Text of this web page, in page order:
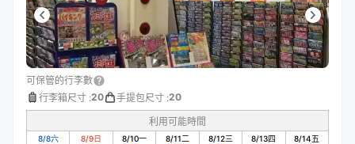
可保管的行李數
行李箱尺寸 :20 手提包尺寸 :20
利用可能時間
8/8六 8/9日 8/10一 8/11二 8/12三 8/13四 8/14五